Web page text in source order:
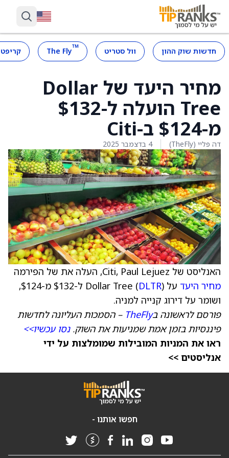
חדשות שוק ההון וול סטריט ™
The Fly
מחיר היעד של Dollar
Tree הועלה ל-$132
מ-$124 ב-Citi
דה פליי (TheFly) 4 בדצמבר 2025
האנליסט של Citi, Paul Lejuez, העלה את של הפירמה
מחיר היעד על Dollar Tree ( DLTR
) ל-$132 מ-$124,
ושומר על דירוג קנייה למניה.
פורסם לראשונה בTheFly – הסמכות העליונה לחדשות
פיננסיות בזמן אמת שמניעות את השוק.נסו עכשיו>>
ראו את המניות המובילות שמומלצות על ידי
אנליסטים >>
חפשו אותנו -